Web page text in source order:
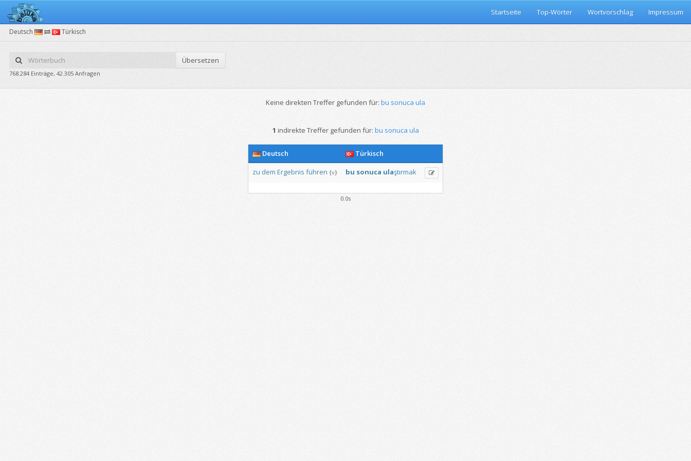
Startseite Top-Wörter Wortvorschlag Impressum
Deutsch Türkisch
Übersetzen
768.284 Einträge, 42.305 Anfragen
Keine direkten Treffer gefunden für: bu sonuca ula
1 indirekte Treffer gefunden für: bu sonuca ula
Deutsch
Türkisch
zu dem Ergebnis führen {v} bu sonuca ulaştırmak
0.0s